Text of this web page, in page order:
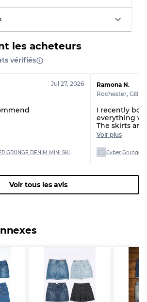
visible avec taches
70% A, 30% B
60% B, 40% C
30% A, 40% B, 30% C
les acheteurs
vérifiés
Jul 27, 2026
Ramona N.
Rochester, GB
I recently
everything
The skirts
is great. I will
shop
Voir plus
Voir tous les avis